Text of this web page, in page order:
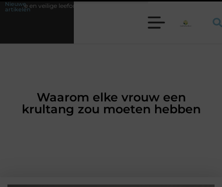
Nieuwe
artikelen Waarom een werkschakelaar onmisbaar is bij veel
Waarom elke vrouw een
krultang zou moeten hebben